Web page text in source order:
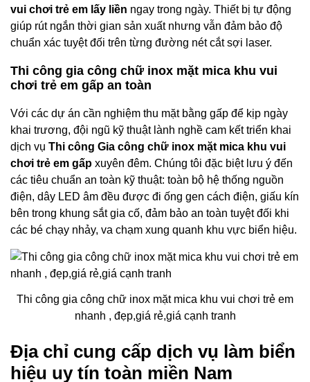
vui chơi trẻ em lấy liền ngay trong ngày. Thiết bị tự động
giúp rút ngắn thời gian sản xuất nhưng vẫn đảm bảo độ
chuẩn xác tuyệt đối trên từng đường nét cắt sợi laser.
Thi công gia công chữ inox mặt mica khu vui
chơi trẻ em gấp an toàn
Với các dự án cần nghiệm thu mặt bằng gấp để kịp ngày
khai trương, đội ngũ kỹ thuật lành nghề cam kết triển khai
dịch vụ Thi công Gia công chữ inox mặt mica khu vui
chơi trẻ em gấp xuyên đêm. Chúng tôi đặc biệt lưu ý đến
các tiêu chuẩn an toàn kỹ thuật: toàn bộ hệ thống nguồn
điện, dây LED âm đều được đi ống gen cách điện, giấu kín
bên trong khung sắt gia cố, đảm bảo an toàn tuyệt đối khi
các bé chạy nhảy, va chạm xung quanh khu vực biển hiệu.
Thi công gia công chữ inox mặt mica khu vui chơi trẻ em
nhanh , đẹp,giá rẻ,giá cạnh tranh
Địa chỉ cung cấp dịch vụ làm biển
hiệu uy tín toàn miền Nam